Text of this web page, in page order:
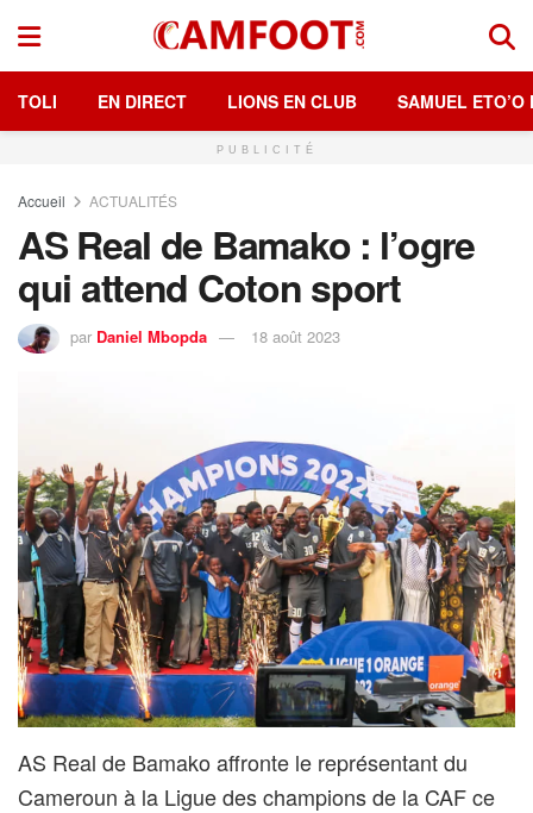
TOLI EN DIRECT LIONS EN CLUB SAMUEL ETO’O
PUBLICITÉ
Accueil ACTUALITÉS
AS Real de Bamako : l’ogre
qui attend Coton sport
par Daniel Mbopda 18 août 2023
AS Real de Bamako affronte le représentant du
Cameroun à la Ligue des champions de la CAF ce